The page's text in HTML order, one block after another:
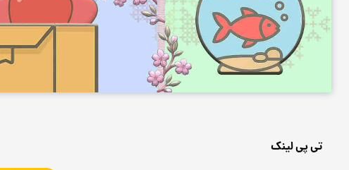
تی پی لینک